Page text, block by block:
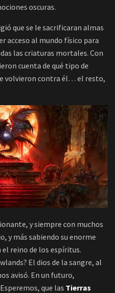
oscuras.
que se le sacrificaran almas
acceso al mundo físico para
las criaturas mortales. Con
cuenta de qué tipo de
volvieron contra él… el resto,
y siempre con muchos
y más sabiendo su enorme
reino de los espíritus.
El dios de la sangre, al
avisó. En un futuro,
que las Tierras